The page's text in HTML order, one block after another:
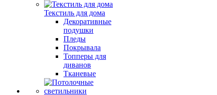
Текстиль для дома
Декоративные
подушки
Пледы
Покрывала
Топперы для
диванов
Тканевые